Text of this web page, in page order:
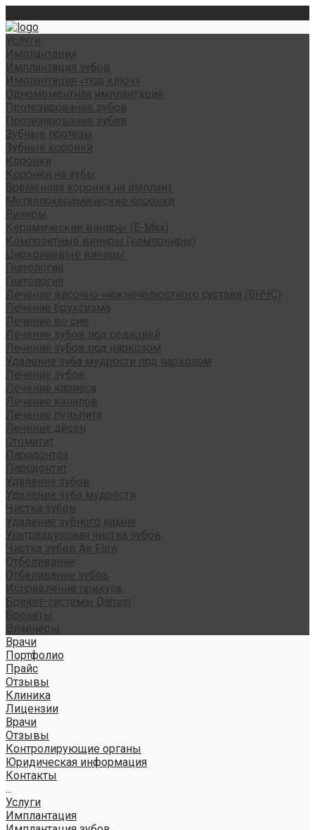
Услуги
Имплантация
Имплантация зубов
Имплантация «под ключ»
Одномоментная имплантация
Протезирование зубов
Протезирование зубов
Зубные протезы
Зубные коронки
Коронки
Коронки на зубы
Временная коронка на имплант
Металлокерамические коронки
Виниры
Керамические виниры (E-Max)
Композитные виниры (компониры)
Циркониевые виниры
Гнатология
Гнатология
Лечение височно-нижнечелюстного сустава (ВНЧС)
Лечение бруксизма
Лечение во сне
Лечение зубов под седацией
Лечение зубов под наркозом
Удаление зуба мудрости под наркозом
Лечение зубов
Лечение кариеса
Лечение каналов
Лечение пульпита
Лечение дёсен
Стоматит
Пародонтоз
Пародонтит
Удаление зубов
Удаление зуба мудрости
Чистка зубов
Удаление зубного камня
Ультразвуковая чистка зубов
Чистка зубов Air Flow
Отбеливание
Отбеливание зубов
Исправление прикуса
Брекет-системы Damon
Брекеты
Элайнеры
Врачи
Портфолио
Прайс
Отзывы
Клиника
Лицензии
Врачи
Отзывы
Контролирующие органы
Юридическая информация
Контакты
...
Услуги
Имплантация